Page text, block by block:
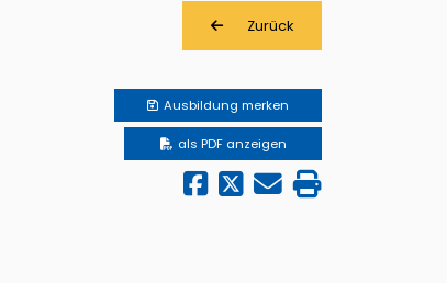
Zurück
Ausbildung merken
als PDF anzeigen